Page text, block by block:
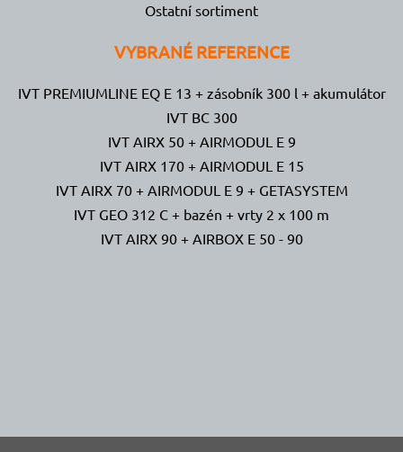
Ostatní sortiment
VYBRANÉ REFERENCE
IVT PREMIUMLINE EQ E 13 + zásobník 300 l + akumulátor
IVT BC 300
IVT AIRX 50 + AIRMODUL E 9
IVT AIRX 170 + AIRMODUL E 15
IVT AIRX 70 + AIRMODUL E 9 + GETASYSTEM
IVT GEO 312 C + bazén + vrty 2 x 100 m
IVT AIRX 90 + AIRBOX E 50 - 90